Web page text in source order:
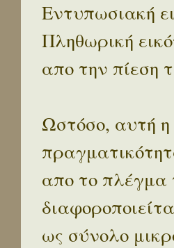
Εντυπωσιακή
Πληθωρική
απο την πίεση
Ωστόσο, αυτή η
απο το
ως σύνολο